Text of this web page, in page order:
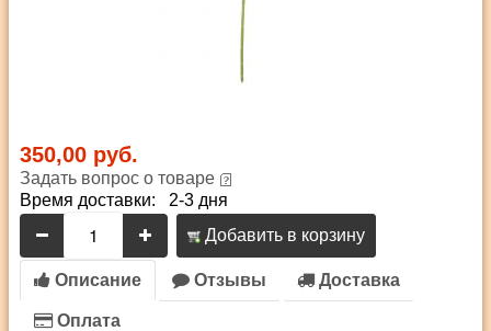
350,00 руб.
Задать вопрос о товаре
Время доставки: 2-3 дня
Добавить в корзину
Описание Отзывы Доставка
Оплата